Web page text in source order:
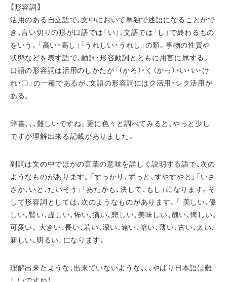
【形容詞】
活用のある自立語で、文中において単独で述語になることがで
き、言い切りの形が口語では「い」、文語では「し」で終わるもの
をいう。「高い・高し」「うれしい・うれし」の類。事物の性質や
状態などを表す語で、動詞・形容動詞とともに用言に属する。
口語の形容詞は活用のしかたが「（かろ）・く（かっ）・い・い・け
れ・〇」の一種であるが、文語の形容詞にはク活用・シク活用が
ある。
辞書、、、難しいですね。更に色々と調べてみると、やっと少し
ですが理解出来る記載がありました。
副詞は文の中でほかの言葉の意味を詳しく説明する語で、次の
ようなものがあります。「すっかり、ずっと、すやすやと」「いさ
さか、いと、たいそう」「あたかも、決して、もし」になります。そ
して形容詞としては、次のようなものがあります。「 美しい、優
しい、賢い、虚しい、怖い、痛い、悲しい、美味しい、醜い、悔しい、
可愛い、 大きい、長い、若い、深い、遠い、暗い、薄い、古い、太い、
新しい、明るい」になります。
理解出来たような、出来ていないような、、、やはり日本語は難